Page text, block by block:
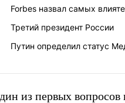
Forbes назвал самых
Третий президент России
Путин определил статус
из первых вопросов